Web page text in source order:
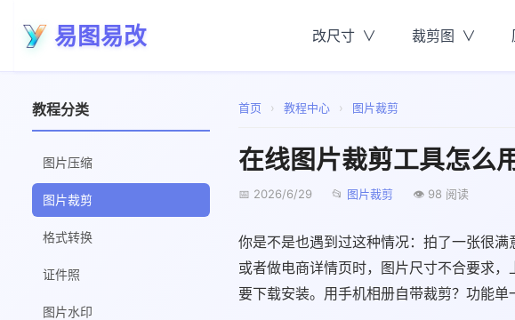
易图易改 改尺寸 裁剪图
教程分类
图片压缩
图片裁剪
格式转换
证件照
图片水印
首页 › 教程中心 › 图片裁剪
在线图片裁剪工具怎么
📅 2026/6/29 📂 图片裁剪 👁 98 阅读
你是不是也遇到过这种情况：拍了一张很
或者做电商详情页时，图片尺寸不合要求
要下载安装。用手机相册自带裁剪？功能单